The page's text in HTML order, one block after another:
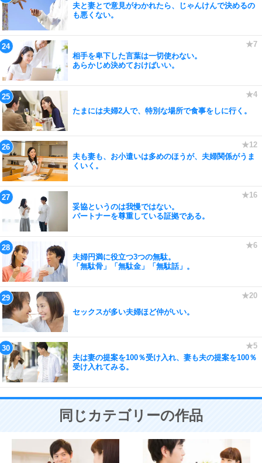
夫と妻とで意見がわかれたら、じゃんけんで決めるの
も悪くない。
相手を卑下した言葉は一切使わない。
あらかじめ決めておけばいい。
たまには夫婦2人で、特別な場所で食事をしに行く。
夫も妻も、お小遣いは多めのほうが、夫婦関係がうま
くいく。
妥協というのは我慢ではない。
パートナーを尊重している証拠である。
夫婦円満に役立つ3つの無駄。
「無駄骨」「無駄金」「無駄話」。
セックスが多い夫婦ほど仲がいい。
夫は妻の提案を100％受け入れ、妻も夫の提案を100％
受け入れてみる。
同じカテゴリーの作品